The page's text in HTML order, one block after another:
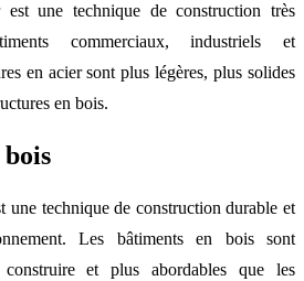
une technique de construction très
commerciaux, industriels et
en acier sont plus légères, plus solides
en bois.
une technique de construction durable et
Les bâtiments en bois sont
et plus abordables que les